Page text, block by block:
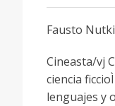
Fausto
Cineasta/vj
ciencia
lenguajes y